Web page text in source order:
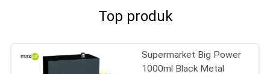
Top produk
Supermarket Big Power
1000ml Black Metal